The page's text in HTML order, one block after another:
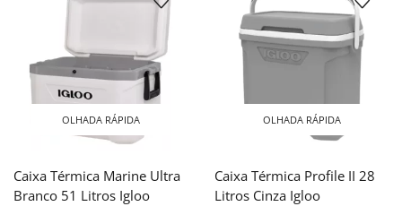
OLHADA RÁPIDA
Caixa Térmica Marine Ultra
Branco 51 Litros Igloo
OLHADA RÁPIDA
Caixa Térmica Profile II 28
Litros Cinza Igloo